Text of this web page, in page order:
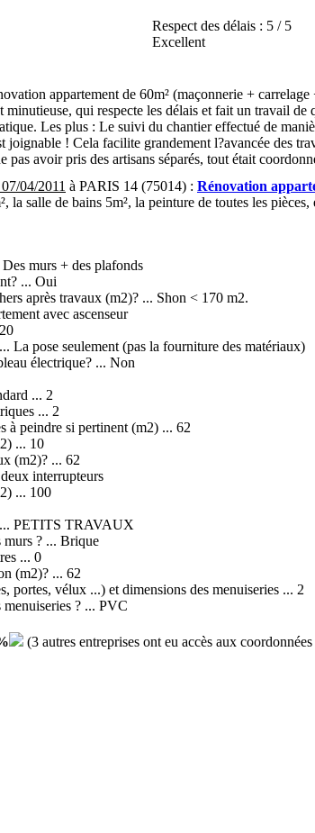
Respect des délais : 5 / 5
Excellent
appartement de 60m² (maçonnerie +
minutieuse, qui respecte les délais et fait un travail
Les plus : Le suivi du chantier effectué de
joignable ! Cela facilite grandement l?avancée des
pas avoir pris des artisans séparés, tout était
04/2011 à PARIS 14 (75014) : Rénovation
la salle de bains 5m², la peinture de toutes les
murs + des plafonds
... Oui
après travaux (m2)? ... Shon < 170 m2.
avec ascenseur
La pose seulement (pas la fourniture des matériaux)
électrique? ... Non
... 2
... 2
à peindre si pertinent (m2) ... 62
... 10
(m2)? ... 62
interrupteurs
... 100
... PETITS TRAVAUX
murs ? ... Brique
... 0
(m2)? ... 62
portes, vélux ...) et dimensions des menuiseries ... 2
? ... PVC
(3 autres entreprises ont eu accès aux